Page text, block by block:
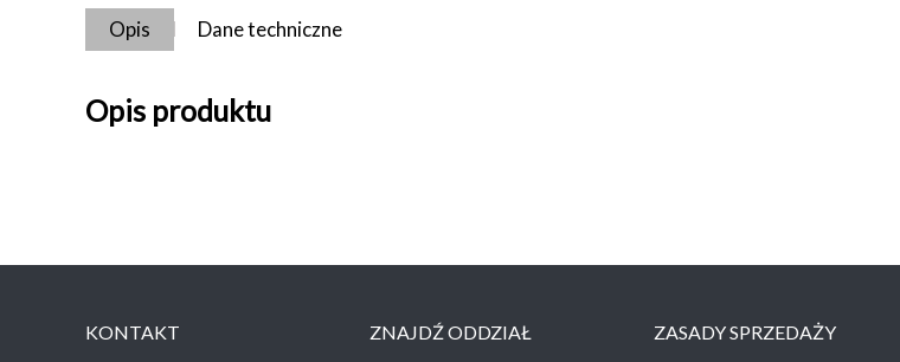
Opis Dane techniczne
Opis produktu
KONTAKT ZNAJDŹ ODDZIAŁ ZASADY SPRZEDAŻY